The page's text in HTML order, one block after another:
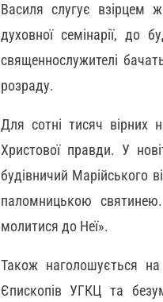
Василя слугує взірцем
духовної семінарії, до
священнослужителі
розраду.
Для сотні тисяч вірних
Христової правди. У
будівничий Марійського
паломницькою
молитися до Неї».
Також наголошується
Єпископів УГКЦ та